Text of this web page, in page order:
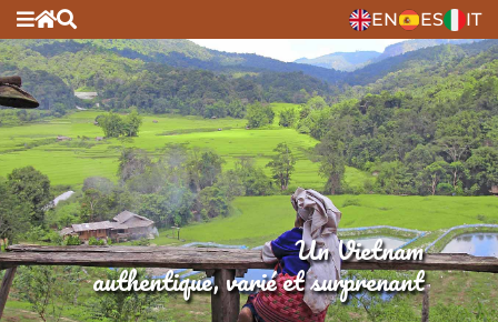
EN ES IT
Un Vietnam
authentique, varié et surprenant